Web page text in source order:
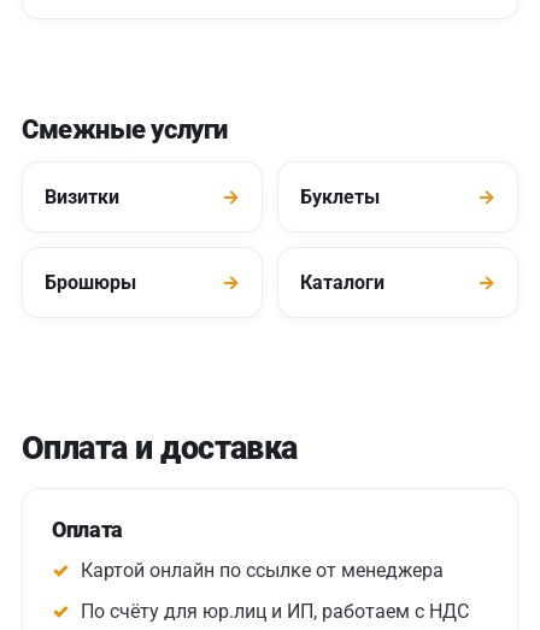
Смежные услуги
Визитки → Буклеты →
Брошюры → Каталоги →
Оплата и доставка
Оплата
Картой онлайн по ссылке от менеджера
По счёту для юр.лиц и ИП, работаем с НДС